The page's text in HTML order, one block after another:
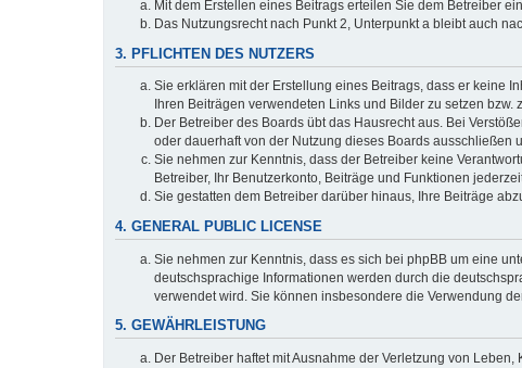
Mit dem Erstellen eines Beitrags erteilen Sie dem Betreiber
Das Nutzungsrecht nach Punkt 2, Unterpunkt a bleibt auch
3. PFLICHTEN DES NUTZERS
Sie erklären mit der Erstellung eines Beitrags, dass er keine
Ihren Beiträgen verwendeten Links und Bilder zu setzen bzw.
Der Betreiber des Boards übt das Hausrecht aus. Bei
oder dauerhaft von der Nutzung dieses Boards ausschließen
Sie nehmen zur Kenntnis, dass der Betreiber keine
Betreiber, Ihr Benutzerkonto, Beiträge und Funktionen
Sie gestatten dem Betreiber darüber hinaus, Ihre Beiträge
4. GENERAL PUBLIC LICENSE
Sie nehmen zur Kenntnis, dass es sich bei phpBB um eine
deutschsprachige Informationen werden durch die
verwendet wird. Sie können insbesondere die Verwendung
5. GEWÄHRLEISTUNG
Der Betreiber haftet mit Ausnahme der Verletzung von